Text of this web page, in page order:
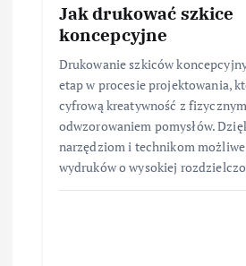
Jak drukować szkice
koncepcyjne
Drukowanie szkiców
etap w procesie projektowania,
cyfrową kreatywność z fizycznym
odwzorowaniem pomysłów.
narzędziom i technikom
wydruków o wysokiej